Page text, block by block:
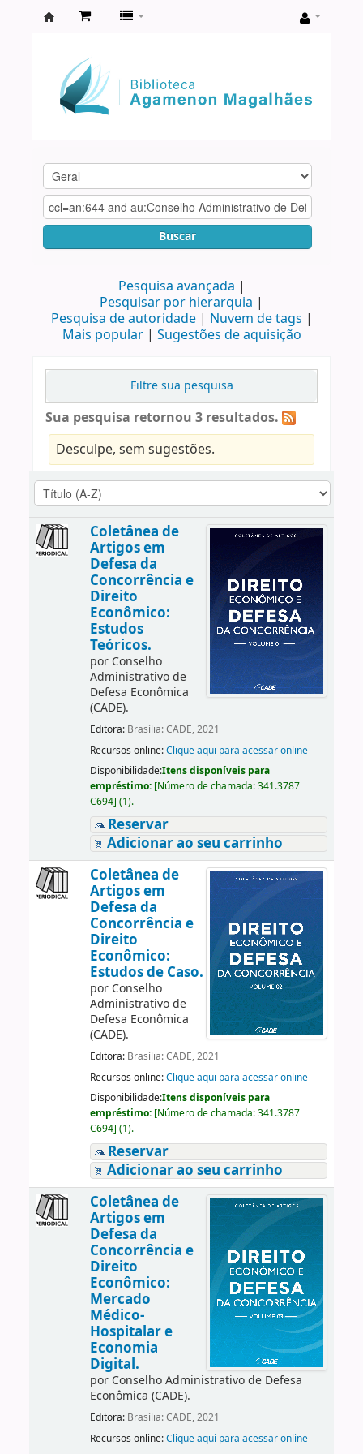
Agamenon
Magalhães
Buscar
Pesquisa avançada
Pesquisar por hierarquia
Pesquisa de autoridade
Nuvem de tags
Mais popular
Sugestões de aquisição
Filtre sua pesquisa
Sua pesquisa retornou 3 resultados.
Desculpe, sem sugestões.
Coletânea de
Artigos em
Defesa da
Concorrência e
Direito
Econômico:
Estudos
Teóricos.
por Conselho
Administrativo de
Defesa Econômica
(CADE).
Editora: Brasília: CADE, 2021
Recursos online:Clique aqui para acessar online
Disponibilidade:Itens disponíveis para
empréstimo: [Número de chamada:341.3787
C694] (1).
Reservar
Adicionar ao seu carrinho
Coletânea de
Artigos em
Defesa da
Concorrência e
Direito
Econômico:
Estudos de Caso.
por Conselho
Administrativo de
Defesa Econômica
(CADE).
Editora: Brasília: CADE, 2021
Recursos online:Clique aqui para acessar online
Disponibilidade:Itens disponíveis para
empréstimo: [Número de chamada:341.3787
C694] (1).
Reservar
Adicionar ao seu carrinho
Coletânea de
Artigos em
Defesa da
Concorrência e
Direito
Econômico:
Mercado
Médico-
Hospitalar e
Economia
Digital.
por Conselho Administrativo de Defesa
Econômica (CADE).
Editora: Brasília: CADE, 2021
Recursos online:Clique aqui para acessar online